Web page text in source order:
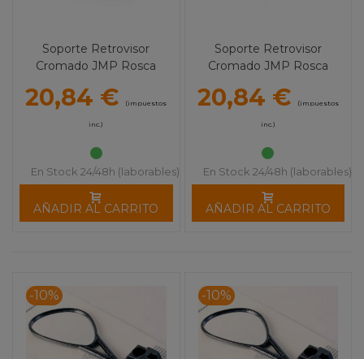
Soporte Retrovisor
Cromado JMP Rosca
20,84 € (impuestos
inc.)
En Stock 24/48h (laborables)
AÑADIR AL CARRITO
Soporte Retrovisor
Cromado JMP Rosca
20,84 € (impuestos
inc.)
En Stock 24/48h (laborables)
AÑADIR AL CARRITO
-10% -10%